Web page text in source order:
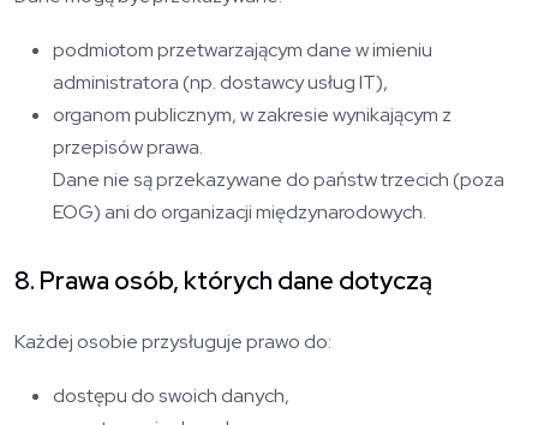
podmiotom przetwarzającym dane w imieniu
administratora (np. dostawcy usług IT),
organom publicznym, w zakresie wynikającym z
przepisów prawa.
Dane nie są przekazywane do państw trzecich (poza
EOG) ani do organizacji międzynarodowych.
8. Prawa osób, których dane dotyczą
Każdej osobie przysługuje prawo do:
dostępu do swoich danych,